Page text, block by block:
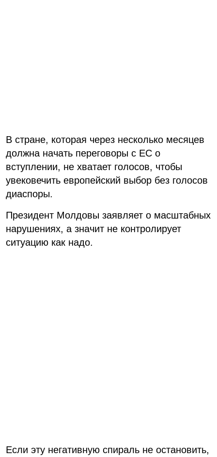
В стране, которая через несколько месяцев
должна начать переговоры с ЕС о
вступлении, не хватает голосов, чтобы
увековечить европейский выбор без голосов
диаспоры.
Президент Молдовы заявляет о масштабных
нарушениях, а значит не контролирует
ситуацию как надо.
Если эту негативную спираль не остановить,